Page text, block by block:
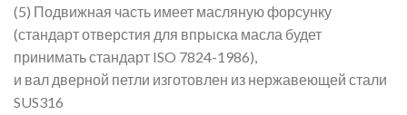
(5) Подвижная часть имеет масляную форсунку
(стандарт отверстия для впрыска масла будет
принимать стандарт ISO 7824-1986),
и вал дверной петли изготовлен из нержавеющей стали
SUS316